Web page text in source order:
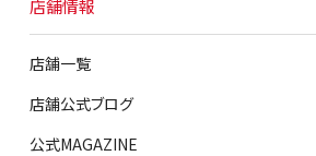
店舗情報
店舗一覧
店舗公式ブログ
公式MAGAZINE